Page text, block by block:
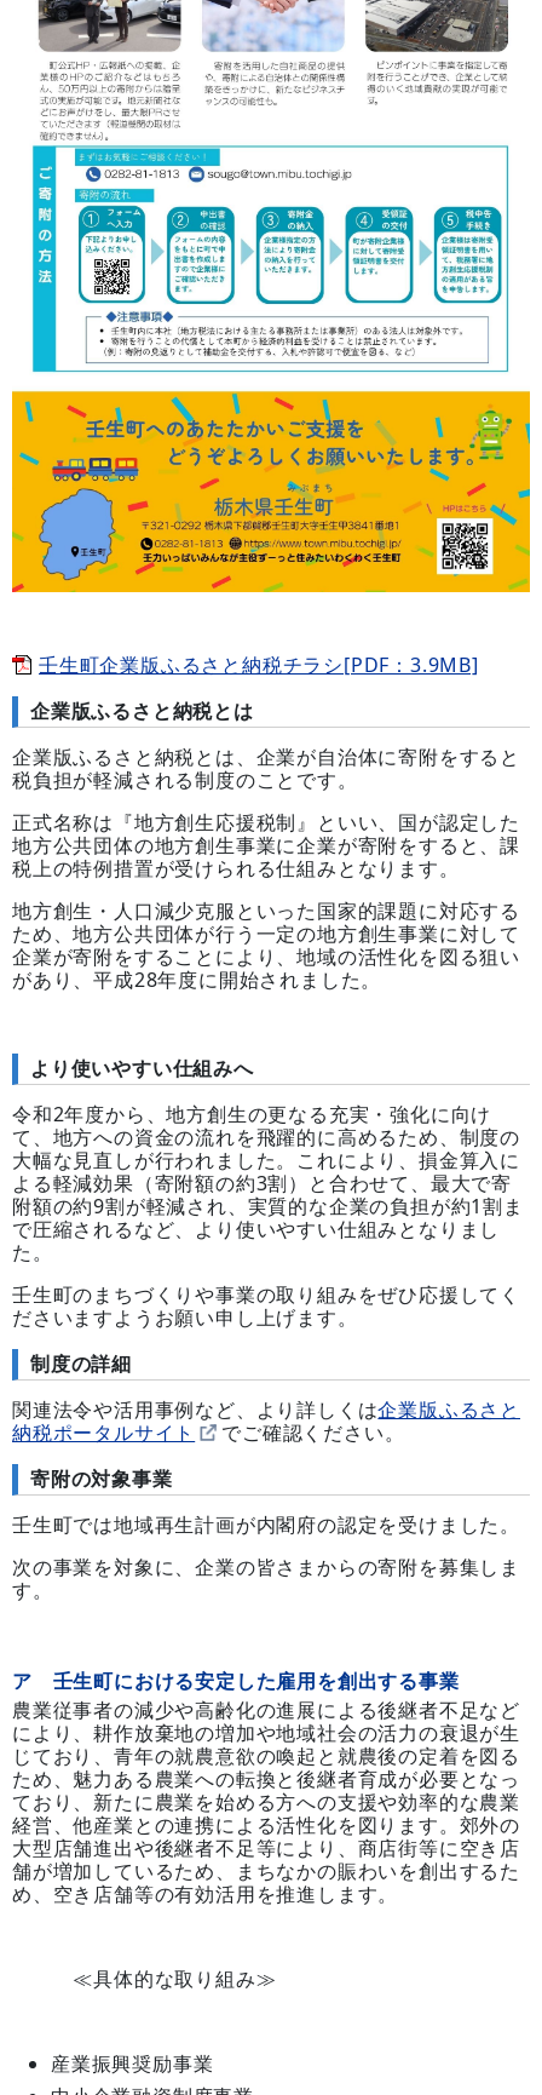
壬生町企業版ふるさと納税チラシ[PDF：3.9MB]
企業版ふるさと納税とは
企業版ふるさと納税とは、企業が自治体に寄附をすると
税負担が軽減される制度のことです。
正式名称は『地方創生応援税制』といい、国が認定した
地方公共団体の地方創生事業に企業が寄附をすると、課
税上の特例措置が受けられる仕組みとなります。
地方創生・人口減少克服といった国家的課題に対応する
ため、地方公共団体が行う一定の地方創生事業に対して
企業が寄附をすることにより、地域の活性化を図る狙い
があり、平成28年度に開始されました。
より使いやすい仕組みへ
令和2年度から、地方創生の更なる充実・強化に向け
て、地方への資金の流れを飛躍的に高めるため、制度の
大幅な見直しが行われました。これにより、損金算入に
よる軽減効果（寄附額の約3割）と合わせて、最大で寄
附額の約9割が軽減され、実質的な企業の負担が約1割ま
で圧縮されるなど、より使いやすい仕組みとなりまし
た。
壬生町のまちづくりや事業の取り組みをぜひ応援してく
ださいますようお願い申し上げます。
制度の詳細
関連法令や活用事例など、より詳しくは企業版ふるさと
納税ポータルサイト
でご確認ください。
寄附の対象事業
壬生町では地域再生計画が内閣府の認定を受けました。
次の事業を対象に、企業の皆さまからの寄附を募集しま
す。
ア 壬生町における安定した雇用を創出する事業
農業従事者の減少や高齢化の進展による後継者不足など
により、耕作放棄地の増加や地域社会の活力の衰退が生
じており、青年の就農意欲の喚起と就農後の定着を図る
ため、魅力ある農業への転換と後継者育成が必要となっ
ており、新たに農業を始める方への支援や効率的な農業
経営、他産業との連携による活性化を図ります。郊外の
大型店舗進出や後継者不足等により、商店街等に空き店
舗が増加しているため、まちなかの賑わいを創出するた
め、空き店舗等の有効活用を推進します。
≪具体的な取り組み≫
産業振興奨励事業